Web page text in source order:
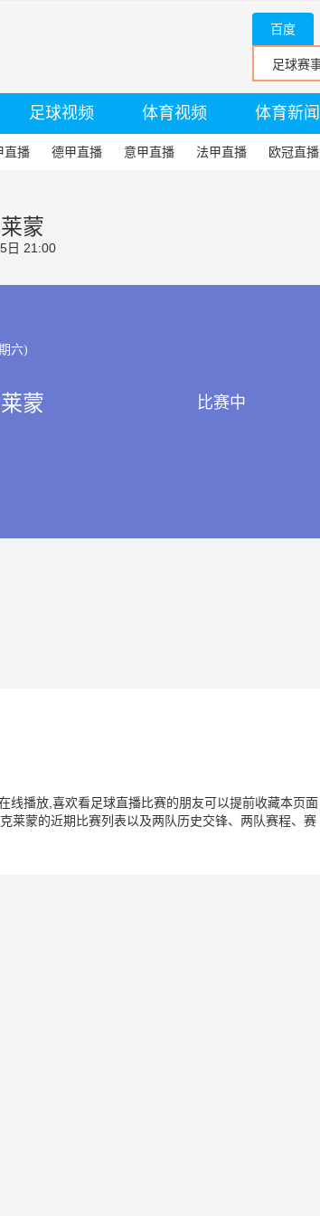
百度
足球视频 体育视频 体育新闻
直播 德甲直播 意甲直播 法甲直播 欧冠直播
蒙
日 21:00
六)
蒙 比赛中
线播放,喜欢看足球直播比赛的朋友可以提前收藏本页面
莱蒙的近期比赛列表以及两队历史交锋、两队赛程、赛